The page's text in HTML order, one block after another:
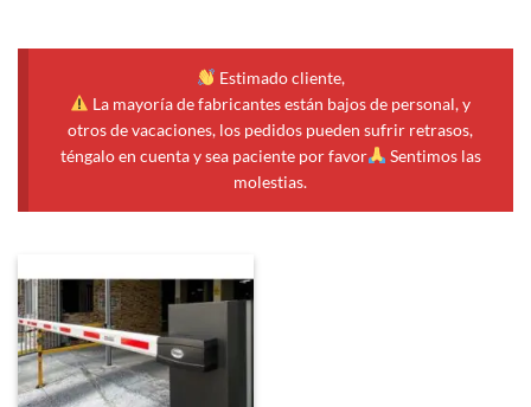
Estimado cliente,
La mayoría de fabricantes están bajos de personal, y
otros de vacaciones, los pedidos pueden sufrir retrasos,
téngalo en cuenta y sea paciente por favor
Sentimos las
molestias.